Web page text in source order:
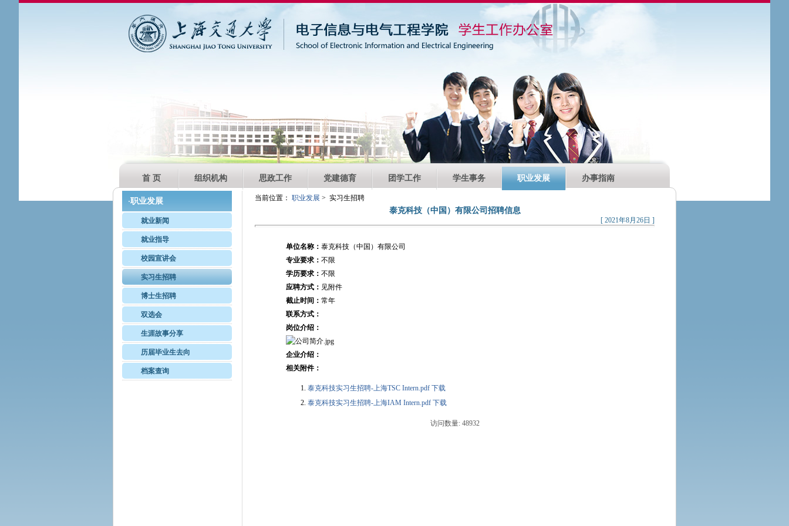
首 页 组织机构 思政工作 党建德育 团学工作 学生事务 职业发展 办事指南
·职业发展
就业新闻
就业指导
校园宣讲会
实习生招聘
博士生招聘
双选会
生涯故事分享
历届毕业生去向
档案查询
当前位置：职业发展 > 实习生招聘
泰克科技（中国）有限公司招聘信息
[ 2021年8月26日 ]
单位名称：泰克科技（中国）有限公司
专业要求：不限
学历要求：不限
应聘方式： 见附件
截止时间：常年
联系方式：
岗位介绍：
企业介绍：
相关附件：
泰克科技实习生招聘-上海TSC Intern.pdf 下载
泰克科技实习生招聘-上海IAM Intern.pdf 下载
访问数量: 48932